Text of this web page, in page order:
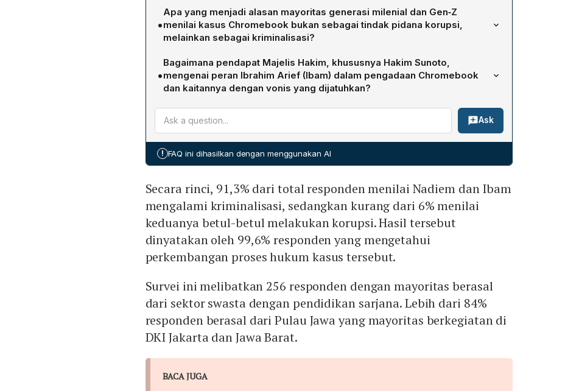
Menurut riset Katadata Insight Center (KIC), 91,3 % total responden menilai Nadiem
dan Ibam mengalami kriminalisasi, sedangkan kurang dari 6 % menilai keduanya
benar‑benar melakukan korupsi. Persentase ini dihitung dari 99,6 % responden
yang mengetahui perkembangan proses hukum kasus tersebut.
•
Apa yang menjadi alasan mayoritas generasi milenial dan Gen‑Z
menilai kasus Chromebook bukan sebagai tindak pidana korupsi,
melainkan sebagai kriminalisasi?
KIC mencatat adanya kecenderungan responden melihat kasus dalam konteks
perbedaan kebijakan atau keputusan administratif, bukan sebagai korupsi. Mereka
menilai bahwa vonis yang dijatuhkan merupakan penumpahan kesalahan
pengadaan Chromebook kepada individu, sehingga lebih dipahami sebagai
tindakan kriminalisasi daripada pelanggaran korupsi.
•
Bagaimana pendapat Majelis Hakim, khususnya Hakim Sunoto,
mengenai peran Ibrahim Arief (Ibam) dalam pengadaan Chromebook
dan kaitannya dengan vonis yang dijatuhkan?
Hakim Sunoto berpendapat bahwa Ibam bukan pihak marginal yang sekadar
mengikuti arus kebijakan, melainkan aktor teknokratik aktif dengan agensi nyata
dalam proses pengadaan Chromebook. Ia menilai Ibam memiliki kapasitas
mengandung kelemahan teknis, sehingga tuduhan kriminalisasi ditolak dan vonis
Ask
! FAQ ini dihasilkan dengan menggunakan AI
Secara rinci, 91,3% dari total responden menilai Nadiem dan Ibam
mengalami kriminalisasi, sedangkan kurang dari 6% menilai
keduanya betul-betul melakukan korupsi. Hasil tersebut
dinyatakan oleh 99,6% responden yang mengetahui
perkembangan proses hukum kasus tersebut.
Survei ini melibatkan 256 responden dengan mayoritas berasal
dari sektor swasta dengan pendidikan sarjana. Lebih dari 84%
responden berasal dari Pulau Jawa yang mayoritas berkegiatan di
DKI Jakarta dan Jawa Barat.
BACA JUGA